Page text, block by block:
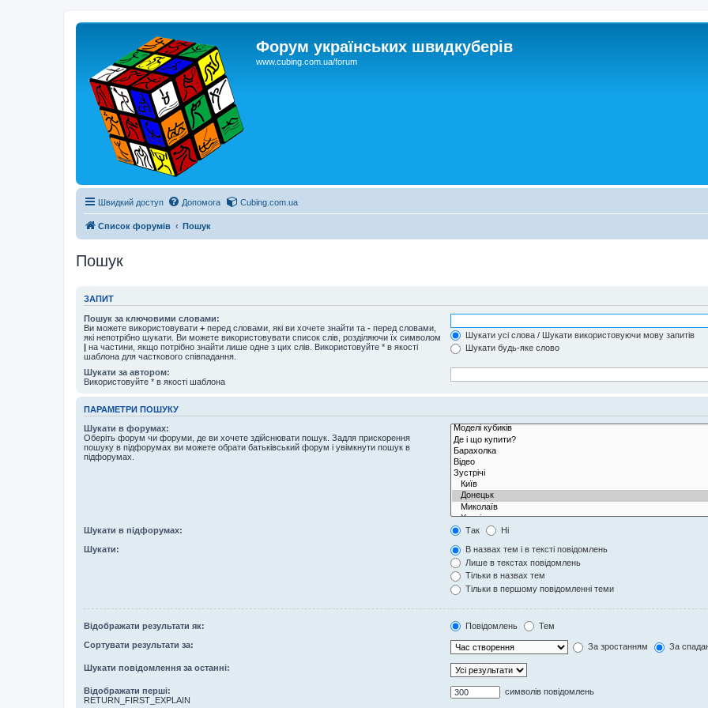
Форум українських швидкуберів
www.cubing.com.ua/forum
Швидкий доступ Допомога Cubing.com.ua
Список форумів Пошук
Пошук
ЗАПИТ
Пошук за ключовими словами:
Ви можете використовувати + перед словами, які ви хочете знайти та - перед словами,
які непотрібно шукати. Ви можете використовувати список слів, розділяючи їх символом
| на частини, якщо потрібно знайти лише одне з цих слів. Використовуйте * в якості
шаблона для часткового співпадання.
Шукати усі слова / Шукати використовуючи мову запитів
Шукати будь-яке слово
Шукати за автором:
Використовуйте * в якості шаблона
ПАРАМЕТРИ ПОШУКУ
Шукати в форумах:
Оберіть форум чи форуми, де ви хочете здійснювати пошук. Задля прискорення
пошуку в підфорумах ви можете обрати батьківський форум і увімкнути пошук в
підфорумах.
Шукати в підфорумах: Так Ні
Шукати:
В назвах тем і в тексті повідомлень
Лише в текстах повідомлень
Тільки в назвах тем
Тільки в першому повідомленні теми
Відображати результати як: Повідомлень Тем
Сортувати результати за: За зростанням За
Шукати повідомлення за останні:
Відображати перші:
RETURN_FIRST_EXPLAIN
символів повідомлень